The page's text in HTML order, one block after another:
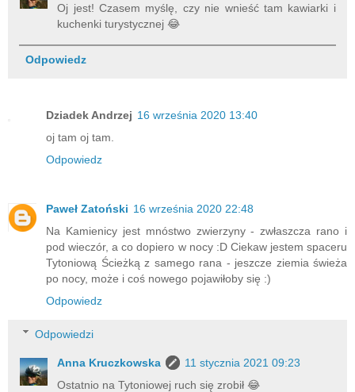
Oj jest! Czasem myślę, czy nie wnieść tam kawiarki i
kuchenki turystycznej 😂
Odpowiedz
Dziadek Andrzej 16 września 2020 13:40
oj tam oj tam.
Odpowiedz
Paweł Zatoński 16 września 2020 22:48
Na Kamienicy jest mnóstwo zwierzyny - zwłaszcza rano i
pod wieczór, a co dopiero w nocy :D Ciekaw jestem spaceru
Tytoniową Ścieżką z samego rana - jeszcze ziemia świeża
po nocy, może i coś nowego pojawiłoby się :)
Odpowiedz
Odpowiedzi
Anna Kruczkowska
11 stycznia 2021 09:23
Ostatnio na Tytoniowej ruch się zrobił 😂